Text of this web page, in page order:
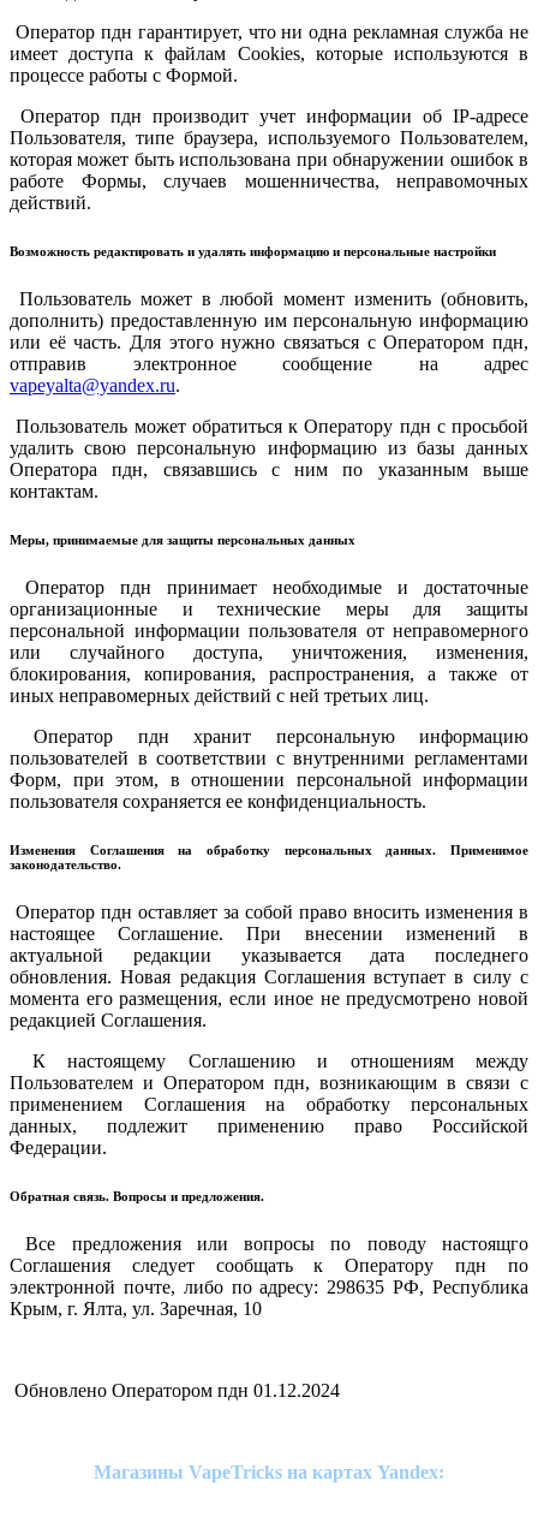
Оператор пдн гарантирует, что ни одна рекламная служба не
имеет доступа к файлам Cookies, которые используются в
процессе работы с Формой.
Оператор пдн производит учет информации об IP-адресе
Пользователя, типе браузера, используемого Пользователем,
которая может быть использована при обнаружении ошибок в
работе Формы, случаев мошенничества, неправомочных
действий.
Возможность редактировать и удалять информацию и персональные настройки
Пользователь может в любой момент изменить (обновить,
дополнить) предоставленную им персональную информацию
или её часть. Для этого нужно связаться с Оператором пдн,
отправив электронное сообщение на адрес
vapeyalta@yandex.ru.
Пользователь может обратиться к Оператору пдн с просьбой
удалить свою персональную информацию из базы данных
Оператора пдн, связавшись с ним по указанным выше
контактам.
Меры, принимаемые для защиты персональных данных
Оператор пдн принимает необходимые и достаточные
организационные и технические меры для защиты
персональной информации пользователя от неправомерного
или случайного доступа, уничтожения, изменения,
блокирования, копирования, распространения, а также от
иных неправомерных действий с ней третьих лиц.
Оператор пдн хранит персональную информацию
пользователей в соответствии с внутренними регламентами
Форм, при этом, в отношении персональной информации
пользователя сохраняется ее конфиденциальность.
Изменения Соглашения на обработку персональных данных. Применимое
законодательство.
Оператор пдн оставляет за собой право вносить изменения в
настоящее Соглашение. При внесении изменений в
актуальной редакции указывается дата последнего
обновления. Новая редакция Соглашения вступает в силу с
момента его размещения, если иное не предусмотрено новой
редакцией Соглашения.
К настоящему Соглашению и отношениям между
Пользователем и Оператором пдн, возникающим в связи с
применением Соглашения на обработку персональных
данных, подлежит применению право Российской
Федерации.
Обратная связь. Вопросы и предложения.
Все предложения или вопросы по поводу настоящго
Соглашения следует сообщать к Оператору пдн по
электронной почте, либо по адресу: 298635 РФ, Республика
Крым, г. Ялта, ул. Заречная, 10
Обновлено Оператором пдн 01.12.2024
Магазины VapeTricks на картах Yandex: